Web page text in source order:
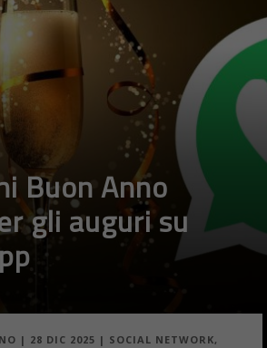
Buon Anno
gli auguri su
| 28 DIC 2025 | SOCIAL NETWORK,